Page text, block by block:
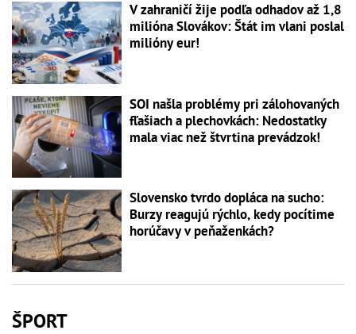
V zahraničí žije podľa odhadov až 1,8
milióna Slovákov: Štát im vlani poslal
milióny eur!
SOI našla problémy pri zálohovaných
fľašiach a plechovkách: Nedostatky
mala viac než štvrtina prevádzok!
Slovensko tvrdo dopláca na sucho:
Burzy reagujú rýchlo, kedy pocítime
horúčavy v peňaženkách?
ŠPORT